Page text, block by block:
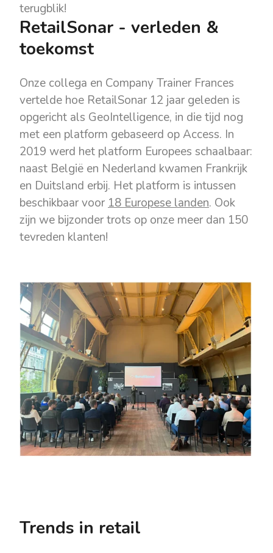
terugblik!
RetailSonar - verleden &
toekomst
Onze collega en Company Trainer Frances
vertelde hoe RetailSonar 12 jaar geleden is
opgericht als GeoIntelligence, in die tijd nog
met een platform gebaseerd op Access. In
2019 werd het platform Europees schaalbaar:
naast België en Nederland kwamen Frankrijk
en Duitsland erbij. Het platform is intussen
beschikbaar voor 18 Europese landen. Ook
zijn we bijzonder trots op onze meer dan 150
tevreden klanten!
Trends in retail